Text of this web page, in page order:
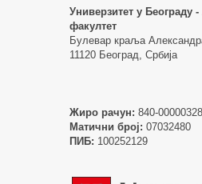
Универзитет у Београду
факултет
Булевар краља
11120 Београд, Србија
Жиро рачун: 840-
Матични број: 07032480
ПИБ: 100252129